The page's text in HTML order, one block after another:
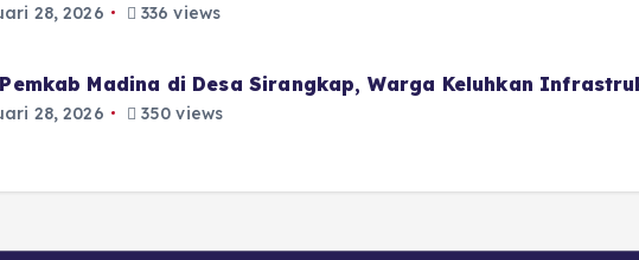
28, 2026 336 views
Madina di Desa Sirangkap, Warga Keluhkan
28, 2026 350 views